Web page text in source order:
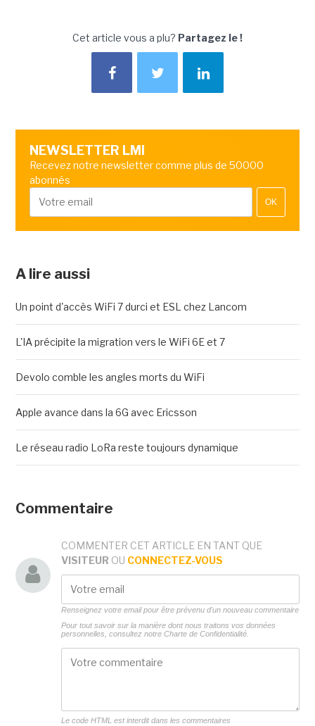
Cet article vous a plu? Partagez le !
NEWSLETTER LMI
Recevez notre newsletter comme plus de 50000
abonnés
OK
A lire aussi
Un point d'accès WiFi 7 durci et ESL chez Lancom
L'IA précipite la migration vers le WiFi 6E et 7
Devolo comble les angles morts du WiFi
Apple avance dans la 6G avec Ericsson
Le réseau radio LoRa reste toujours dynamique
Commentaire
COMMENTER CET ARTICLE EN TANT QUE
VISITEUR OU CONNECTEZ-VOUS
Renseignez votre email pour être prévenu d'un nouveau commentaire
Pour tout savoir sur la manière dont nous traitons vos données
personnelles, consultez notre Charte de Confidentialité.
Le code HTML est interdit dans les commentaires